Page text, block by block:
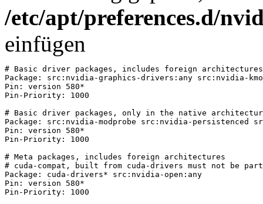
/etc/apt/preferences.d/
einfügen
# Basic driver packages, includes foreign architectures
Package: src:nvidia-graphics-drivers:any src:nvidia-
Pin: version 580*
Pin-Priority: 1000
# Basic driver packages, only in the native
Package: src:nvidia-modprobe src:nvidia-
Pin: version 580*
Pin-Priority: 1000
# Meta packages, includes foreign architectures
# cuda-compat, built from cuda-drivers must not be
Package: cuda-drivers* src:nvidia-open:any
Pin: version 580*
Pin-Priority: 1000